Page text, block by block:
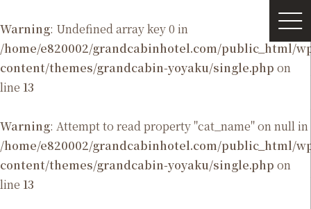
Warning: Undefined array key 0 in
/home/e820002/grandcabinhotel.com/public_html/
content/themes/grandcabin-yoyaku/single.php on
line 13
Warning: Attempt to read property "cat_name" on null in
/home/e820002/grandcabinhotel.com/public_html/
content/themes/grandcabin-yoyaku/single.php on
line 13